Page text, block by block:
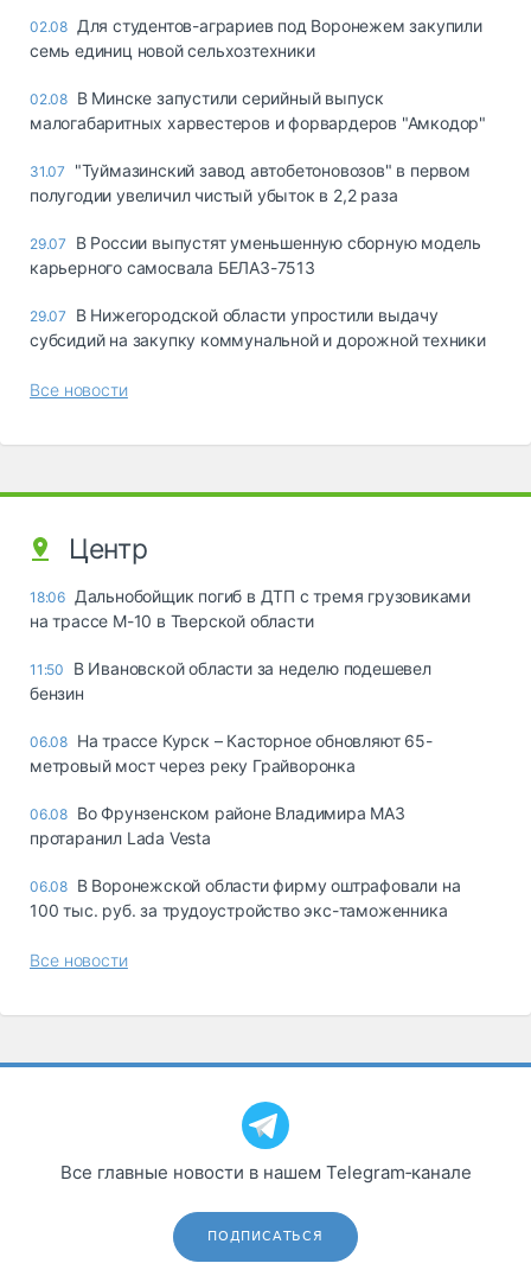
02.08 Для студентов-аграриев под Воронежем закупили
семь единиц новой сельхозтехники
02.08 В Минске запустили серийный выпуск
малогабаритных харвестеров и форвардеров "Амкодор"
31.07
"Туймазинский завод автобетоновозов" в первом
полугодии увеличил чистый убыток в 2,2 раза
29.07
В России выпустят уменьшенную сборную модель
карьерного самосвала БЕЛАЗ-7513
29.07
В Нижегородской области упростили выдачу
субсидий на закупку коммунальной и дорожной техники
Все новости
Центр
18:06 Дальнобойщик погиб в ДТП с тремя грузовиками
на трассе М-10 в Тверской области
11:50
В Ивановской области за неделю подешевел
бензин
06.08 На трассе Курск – Касторное обновляют 65-
метровый мост через реку Грайворонка
06.08 Во Фрунзенском районе Владимира МАЗ
протаранил Lada Vesta
06.08 В Воронежской области фирму оштрафовали на
100 тыс. руб. за трудоустройство экс-таможенника
Все новости
Все главные новости в нашем Telegram‑канале
ПОДПИСАТЬСЯ